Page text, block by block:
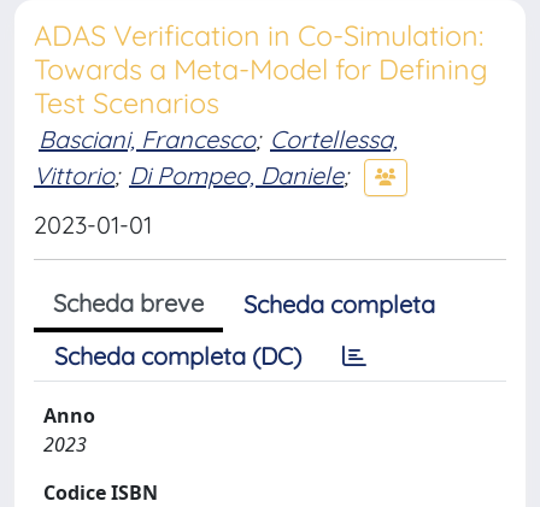
ADAS Verification in Co-Simulation:
Towards a Meta-Model for Defining
Test Scenarios
Basciani, Francesco; Cortellessa,
Vittorio; Di Pompeo, Daniele;
2023-01-01
Scheda breve
Scheda completa
Scheda completa (DC)
Anno
2023
Codice ISBN